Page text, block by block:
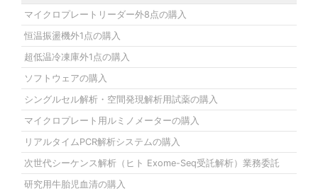
マイクロプレートリーダー外8点の購入
恒温振盪機外1点の購入
超低温冷凍庫外1点の購入
ソフトウェアの購入
シングルセル解析・空間発現解析用試薬の購入
マイクロプレート用ルミノメーターの購入
リアルタイムPCR解析システムの購入
次世代シーケンス解析（ヒト Exome-Seq受託解析）業務委託
研究用牛胎児血清の購入